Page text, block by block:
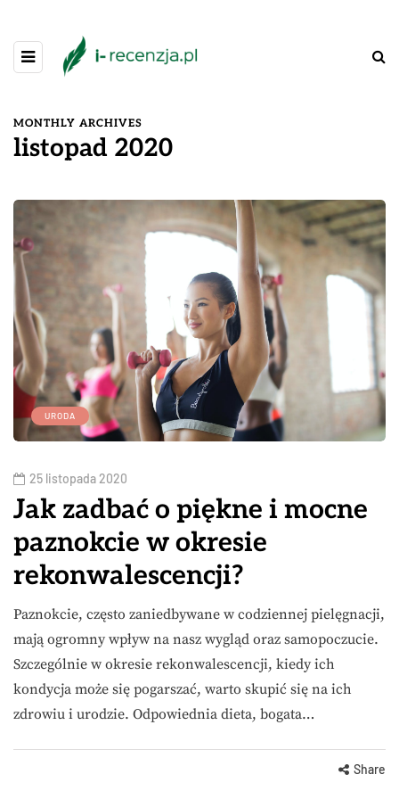
MONTHLY ARCHIVES
listopad 2020
URODA
25 listopada 2020
Jak zadbać o piękne i mocne
paznokcie w okresie
rekonwalescencji?
Paznokcie, często zaniedbywane w codziennej pielęgnacji,
mają ogromny wpływ na nasz wygląd oraz samopoczucie.
Szczególnie w okresie rekonwalescencji, kiedy ich
kondycja może się pogarszać, warto skupić się na ich
zdrowiu i urodzie. Odpowiednia dieta, bogata…
Share